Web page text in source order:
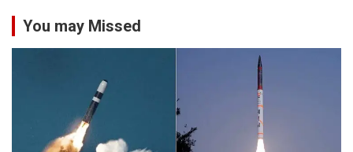
You may Missed